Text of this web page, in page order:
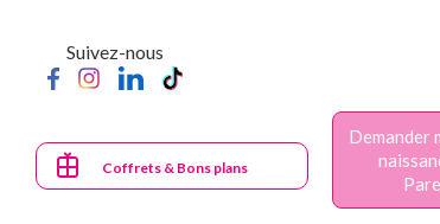
principal
Suivez-nous
Coffrets & Bons plans
Demander